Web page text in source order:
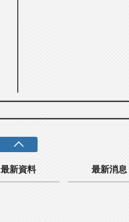
最新資料 最新消息